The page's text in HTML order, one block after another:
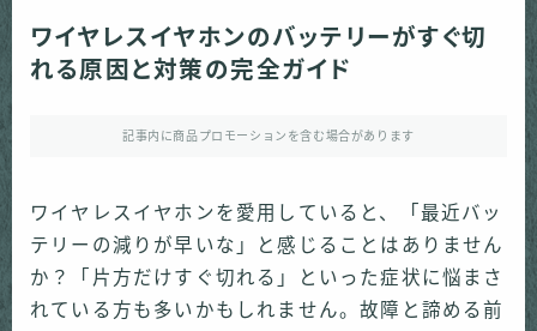
ワイヤレスイヤホンのバッテリーがすぐ切
れる原因と対策の完全ガイド
記事内に商品プロモーションを含む場合があります
ワイヤレスイヤホンを愛用していると、「最近バッ
テリーの減りが早いな」と感じることはありません
か？「片方だけすぐ切れる」といった症状に悩まさ
れている方も多いかもしれません。故障と諦める前